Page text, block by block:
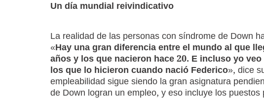
Un día mundial reivindicativo
La realidad de las personas con síndrome de Down
«Hay una gran diferencia entre el mundo al que
años y los que nacieron hace 20. E incluso yo
los que lo hicieron cuando nació Federico», dice
empleabilidad sigue siendo la gran asignatura
de Down logran un empleo, y eso incluye los